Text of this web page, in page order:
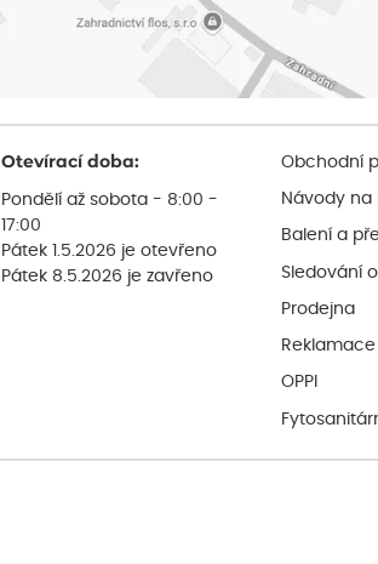
Otevírací doba:
Pondělí až sobota - 8:00 -
17:00
Pátek 1.5.2026 je otevřeno
Pátek 8.5.2026 je zavřeno
Obchodní
Návody na
Balení a
Sledování
Prodejna
Reklamace
OPPI